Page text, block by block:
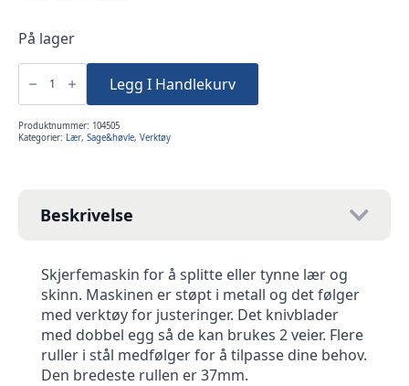
På lager
Skjerfemaskin
Lærhøvel
antall
Legg I Handlekurv
Produktnummer: 104505
Kategorier: Lær, Sage&høvle, Verktøy
Beskrivelse
Skjerfemaskin for å splitte eller tynne lær og
skinn. Maskinen er støpt i metall og det følger
med verktøy for justeringer. Det knivblader
med dobbel egg så de kan brukes 2 veier. Flere
ruller i stål medfølger for å tilpasse dine behov.
Den bredeste rullen er 37mm.